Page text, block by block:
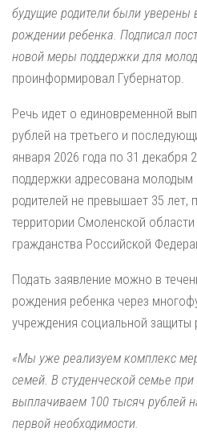
будущие родители были уверены
рождении ребенка. Подписал
новой меры поддержки для
проинформировал Губернатор.
Речь идет о единовременной
рублей на третьего и
января 2026 года по 31 декабря
поддержки адресована молодым
родителей не превышает 35 лет,
территории Смоленской области
гражданства Российской
Подать заявление можно в
рождения ребенка через
учреждения социальной защиты
«Мы уже реализуем комплекс
семей. В студенческой семье
выплачиваем 100 тысяч рублей
первой необходимости.